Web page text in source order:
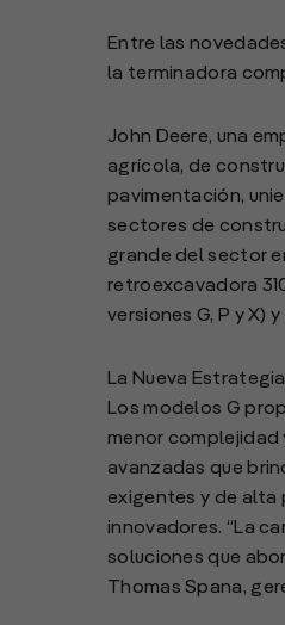
Entre las
la terminadora
John Deere, una
agrícola, de
pavimentación,
sectores de
grande del sector
retroexcavadora
versiones G, P y X)
La Nueva
Los modelos G
menor complejidad
avanzadas que
exigentes y de alta
innovadores. “La
soluciones que
Thomas Spana,